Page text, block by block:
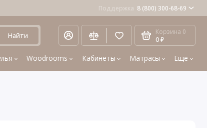
Поддержка 8 (800) 300-68-69
Найти Корзина 0
0 ₽
Woodrooms Кабинеты Матрасы Еще